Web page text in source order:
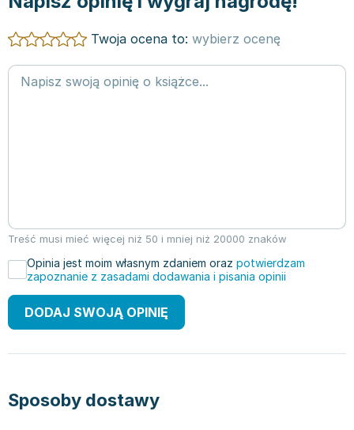
Twoja ocena to: wybierz ocenę
Treść musi mieć więcej niż 50 i mniej niż 20000 znaków
Opinia jest moim własnym zdaniem oraz potwierdzam
zapoznanie z zasadami dodawania i pisania opinii
DODAJ SWOJĄ OPINIĘ
Sposoby dostawy